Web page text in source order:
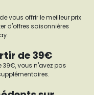
vous offrir le meilleur prix
d'offres saisonnières
de 39€
39€, vous n'avez pas